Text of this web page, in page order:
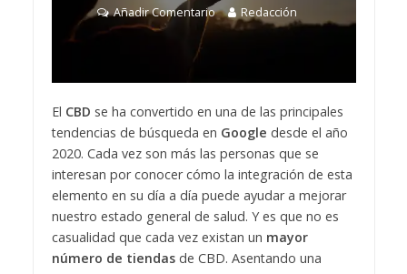
Añadir Comentario Redacción
El CBD se ha convertido en una de las principales
tendencias de búsqueda en Google desde el año
2020. Cada vez son más las personas que se
interesan por conocer cómo la integración de esta
elemento en su día a día puede ayudar a mejorar
nuestro estado general de salud. Y es que no es
casualidad que cada vez existan un mayor
número de tiendasde CBD. Asentando una